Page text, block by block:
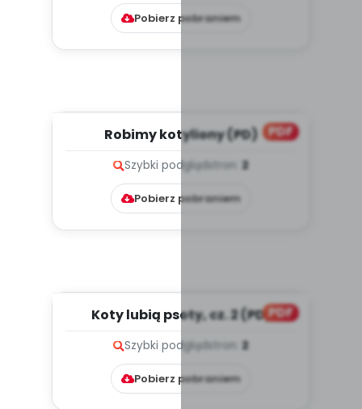
Pobierz pobraniem
PDF
Robimy kotyliony (PD)
Szybki podglądstron: 2
Pobierz pobraniem
PDF
Koty lubią psoty, cz. 2 (PD)
Szybki podgląd stron: 2
Pobierz pobraniem